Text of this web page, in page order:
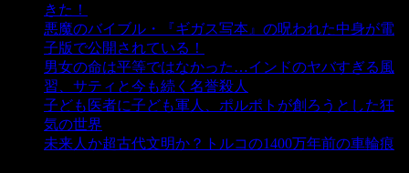
きた！
悪魔のバイブル・『ギガス写本』の呪われた中身が電
子版で公開されている！
男女の命は平等ではなかった…インドのヤバすぎる風
習、サティと今も続く名誉殺人
子ども医者に子ども軍人、ポルポトが創ろうとした狂
気の世界
未来人か超古代文明か？トルコの1400万年前の車輪痕